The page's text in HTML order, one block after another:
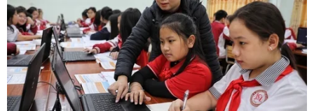
Tàu, thuyền của ngư dân Diễn Châu (tỉnh Nghệ An) trên đường
vào đất liền, hướng về cửa biển Lạch Vạn. (Ảnh: Xuân
Tiến/TTXVN)
Nghệ An có hơn 80km bờ biển với gần 3.400 tàu
cá; trong đó có hơn 1.600 phương tiện đánh bắt